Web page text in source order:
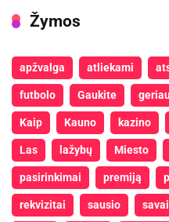
Žymos
apžvalga atliekami
futbolo Gaukite
Kaip Kauno kazino
Las lažybų Miesto
pasirinkimai premiją
rekvizitai sausio